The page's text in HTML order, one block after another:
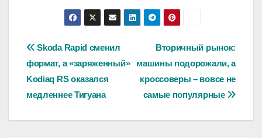
Навигация
по
записям
Вторичный рынок:
машины подорожали, а
кроссоверы – вовсе не
самые популярные
Skoda Rapid сменил
формат, а «заряженный»
Kodiaq RS оказался
медленнее Тигуана